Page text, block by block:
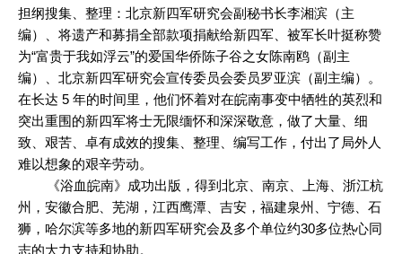
担纲搜集、整理：北京新四军研究会副秘书长李湘滨（主
编）、将遗产和募捐全部款项捐献给新四军、被军长叶挺称赞
为“富贵于我如浮云”的爱国华侨陈子谷之女陈南鸥（副主
编）、北京新四军研究会宣传委员会委员罗亚滨（副主编）。
在长达 5 年的时间里，他们怀着对在皖南事变中牺牲的英烈和
突出重围的新四军将士无限缅怀和深深敬意，做了大量、细
致、艰苦、卓有成效的搜集、整理、编写工作，付出了局外人
难以想象的艰辛劳动。
《浴血皖南》成功出版，得到北京、南京、上海、浙江杭
州，安徽合肥、芜湖，江西鹰潭、吉安，福建泉州、宁德、石
狮，哈尔滨等多地的新四军研究会及多个单位约30多位热心同
志的大力支持和协助。